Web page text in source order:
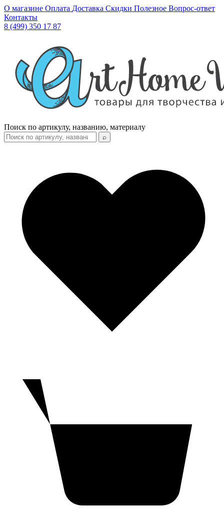
О магазине Оплата Доставка Скидки Полезное Вопрос-ответ
Контакты
8 (499) 350 17 87
Поиск по артикулу, названию, материалу
⌕